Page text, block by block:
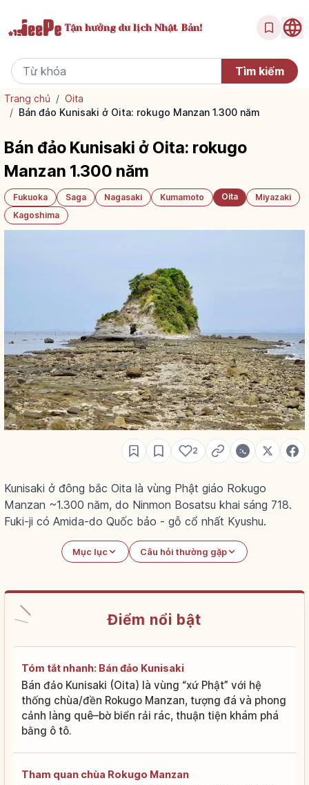
Tận hưởngdu lịch Nhật Bản!
Trang chủ / Oita
/ Bán đảo Kunisaki ở Oita: rokugo Manzan 1.300 năm
Bán đảo Kunisaki ở Oita: rokugo
Manzan 1.300 năm
Fukuoka Saga Nagasaki Kumamoto Oita
Miyazaki
Kagoshima
2
Kunisaki ở đông bắc Oita là vùng Phật giáo Rokugo
Manzan ~1.300 năm, do Ninmon Bosatsu khai sáng 718.
Fuki-ji có Amida-do Quốc bảo - gỗ cổ nhất Kyushu.
Mục lục Câu hỏi thường gặp
Điểm nổi bật
Tóm tắt nhanh: Bán đảo Kunisaki
Bán đảo Kunisaki (Oita) là vùng “xứ Phật” với hệ
thống chùa/đền Rokugo Manzan, tượng đá và phong
cảnh làng quê–bờ biển rải rác, thuận tiện khám phá
bằng ô tô.
Tham quan chùa Rokugo Manzan